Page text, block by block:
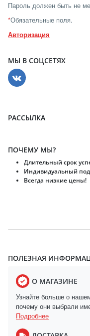
Пароль должен быть не
*Обязательные поля.
Авторизация
МЫ В СОЦСЕТЯХ
РАССЫЛКА
ПОЧЕМУ МЫ?
Длительный срок
Индивидуальный
Всегда низкие цены!
ПОЛЕЗНАЯ
О МАГАЗИНЕ
Узнайте больше о
почему они выбрали
Подробнее